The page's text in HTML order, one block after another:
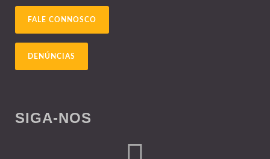
FALE CONNOSCO
DENÚNCIAS
SIGA-NOS